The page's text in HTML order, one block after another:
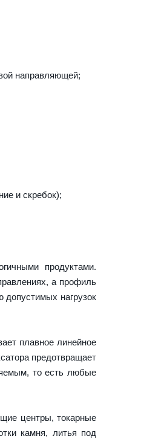
направляющей;
и скребок);
продуктами.
а профиль
допустимых нагрузок
плавное линейное
предотвращает
то есть любые
центры, токарные
камня, литья под